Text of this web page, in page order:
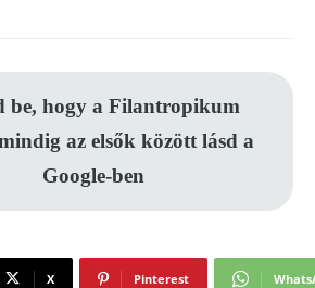
be, hogy a Filantropikum
az elsők között lásd a
Google-ben
X Pinterest